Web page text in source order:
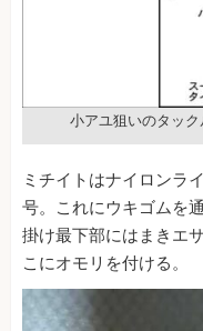
小アユ狙いのタック
ミチイトはナイロンラ
号。これにウキゴムを
掛け最下部にはまきエ
こにオモリを付ける。